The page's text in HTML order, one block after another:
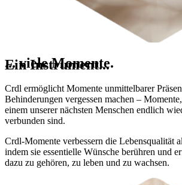
Ein Instrument...
... viele Momente.
Crdl ermöglicht Momente unmittelbarer
Behinderungen vergessen machen –
einem unserer nächsten Menschen endlich
verbunden sind.
Crdl-Momente verbessern die Lebensqualität
indem sie essentielle Wünsche berühren und
dazu zu gehören, zu leben und zu wachsen.